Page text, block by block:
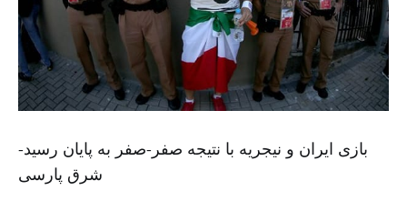
بازی ایران و نیجریه با نتیجه صفر-صفر به پایان رسید-
شرق پارسی